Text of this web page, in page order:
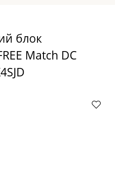
блок
Match DC